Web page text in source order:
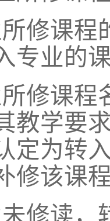
修课程
专业的
修课程
教学要
定为转
修该课
修读，